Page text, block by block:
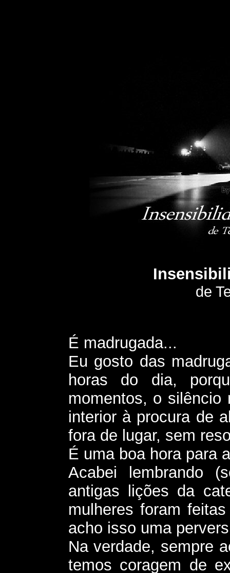
de
É madrugada...
Eu gosto das
horas do dia,
momentos, o silêncio
interior à procura de
fora de lugar, sem
É uma boa hora para
Acabei lembrando
antigas lições da
mulheres foram
acho isso uma
Na verdade, sempre
temos coragem de